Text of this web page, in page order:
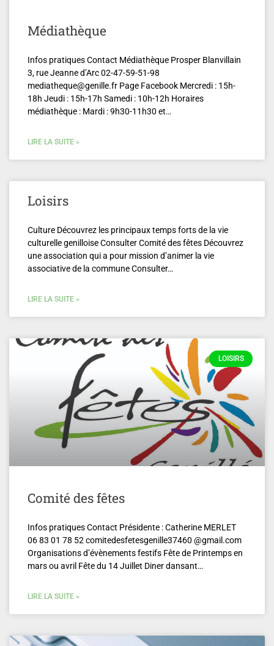
Médiathèque
Infos pratiques Contact Médiathèque Prosper Blanvillain
3, rue Jeanne d’Arc 02-47-59-51-98
mediatheque@genille.fr Page Facebook Mercredi : 15h-
18h Jeudi : 15h-17h Samedi : 10h-12h Horaires
médiathèque : Mardi : 9h30-11h30 et…
LIRE LA SUITE »
Loisirs
Culture Découvrez les principaux temps forts de la vie
culturelle genilloise Consulter Comité des fêtes Découvrez
une association qui a pour mission d’animer la vie
associative de la commune Consulter…
LIRE LA SUITE »
LOISIRS
Comité des fêtes
Infos pratiques Contact Présidente : Catherine MERLET
06 83 01 78 52 comitedesfetesgenille37460 @gmail.com
Organisations d’évènements festifs Fête de Printemps en
mars ou avril Fête du 14 Juillet Diner dansant…
LIRE LA SUITE »